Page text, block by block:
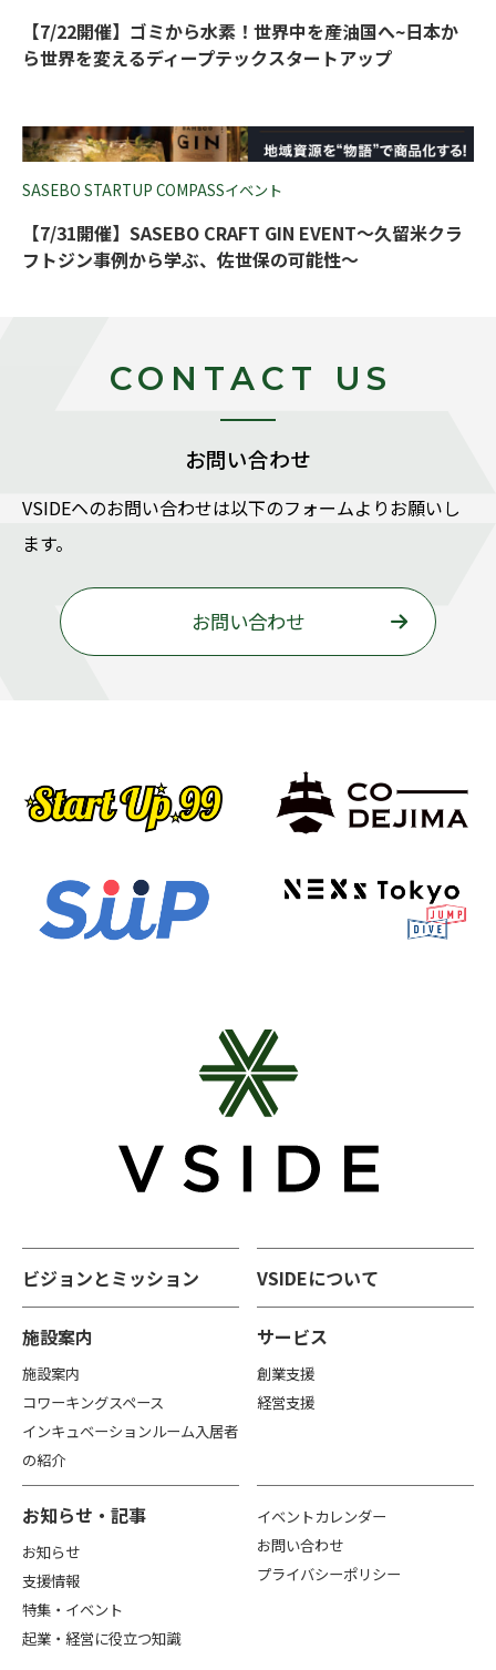
【7/22開催】ゴミから水素！世界中を産油国へ~日本か
ら世界を変えるディープテックスタートアップ
SASEBO STARTUP COMPASSイベント
【7/31開催】SASEBO CRAFT GIN EVENT～久留米クラ
フトジン事例から学ぶ、佐世保の可能性～
CONTACT US
お問い合わせ
VSIDEヘのお問い合わせは以下のフォームよりお願いし
ます。
お問い合わせ
ビジョンとミッション VSIDEについて
施設案内
施設案内
コワーキングスペース
インキュベーションルーム入居者
の紹介
サービス
創業支援
経営支援
お知らせ・記事
お知らせ
支援情報
特集・イベント
起業・経営に役立つ知識
イベントカレンダー
お問い合わせ
プライバシーポリシー